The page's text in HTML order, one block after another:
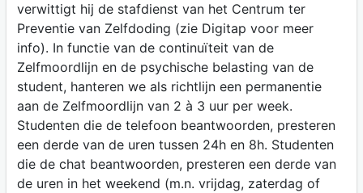
verwittigt hij de stafdienst van het Centrum ter
Preventie van Zelfdoding (zie Digitap voor meer
info). In functie van de continuïteit van de
Zelfmoordlijn en de psychische belasting van de
student, hanteren we als richtlijn een permanentie
aan de Zelfmoordlijn van 2 à 3 uur per week.
Studenten die de telefoon beantwoorden, presteren
een derde van de uren tussen 24h en 8h. Studenten
die de chat beantwoorden, presteren een derde van
de uren in het weekend (m.n. vrijdag, zaterdag of